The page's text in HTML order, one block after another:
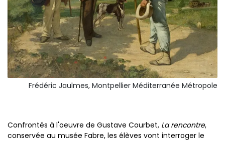
Frédéric Jaulmes, Montpellier Méditerranée Métropole
Confrontés à l'oeuvre de Gustave Courbet, La rencontre,
conservée au musée Fabre, les élèves vont interroger le